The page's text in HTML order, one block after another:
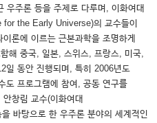
주론 등을 주제로 다루며, 이화여대
the Early Universe)의 교수들이
론에 이르는 근본과학을 조명하게
해 중국, 일본, 스위스, 프랑스, 미국,
일 동안 진행되며, 특히 2006년도
도 프로그램에 참여, 공동 연구를
창림 교수(이화여대
바탕으로 한 우주론 분야의 세계적인